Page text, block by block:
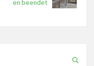
en beendet